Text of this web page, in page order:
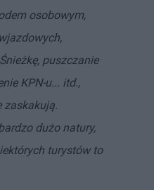
osobowym,
puszczanie
KPN-u... itd.,
zaskakują.
dużo natury,
turystów to